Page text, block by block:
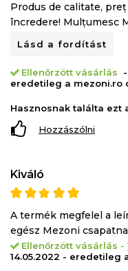
Produs de calitate,
încredere! Mulțumesc
Lásd a fordítást
Ellenőrzött vásárlás
eredetileg a mezoni.ro
Hasznosnak találta ezt
Hozzászólni
Kiváló
A termék megfelel a
egész Mezoni
Ellenőrzött vásárlás -
14.05.2022 - eredetileg